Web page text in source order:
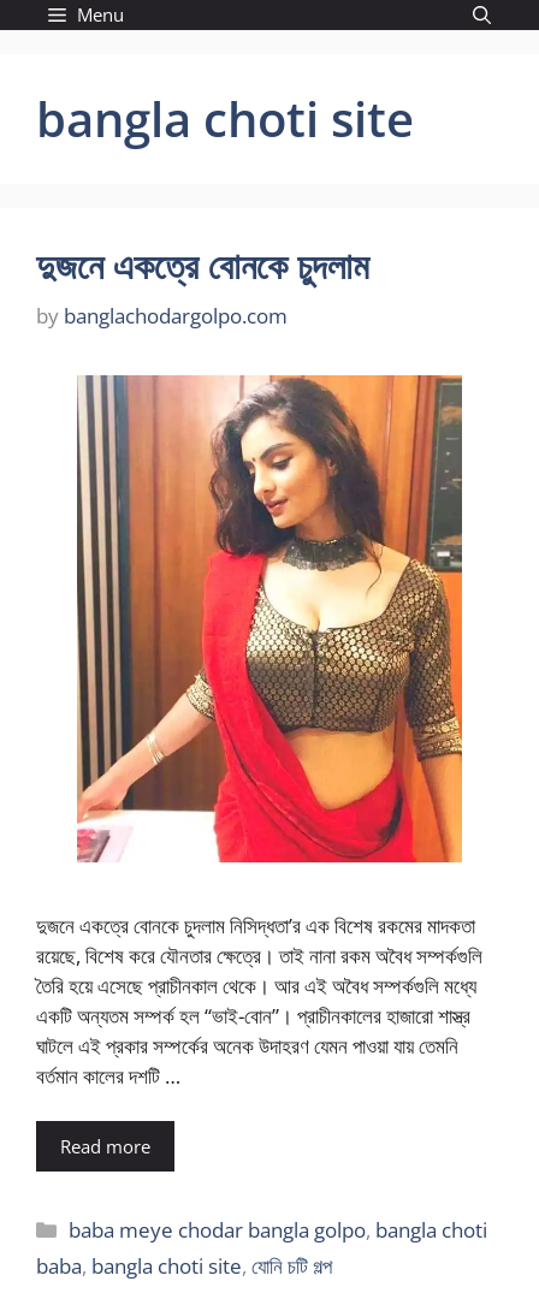
Menu
bangla choti site
দুজনে একত্রে বোনকে চুদলাম
by banglachodargolpo.com
দুজনে একত্রে বোনকে চুদলাম নিসিদ্ধতা’র এক বিশেষ রকমের মাদকতা
রয়েছে, বিশেষ করে যৌনতার ক্ষেত্রে। তাই নানা রকম অবৈধ সম্পর্কগুলি
তৈরি হয়ে এসেছে প্রাচীনকাল থেকে। আর এই অবৈধ সম্পর্কগুলি মধ্যে
একটি অন্যতম সম্পর্ক হল “ভাই-বোন”। প্রাচীনকালের হাজারো শাস্ত্র
ঘাটলে এই প্রকার সম্পর্কের অনেক উদাহরণ যেমন পাওয়া যায় তেমনি
বর্তমান কালের দশটি …
Read more
Categories
baba meye chodar bangla golpo, bangla choti
baba, bangla choti site, যোনি চটি গল্প